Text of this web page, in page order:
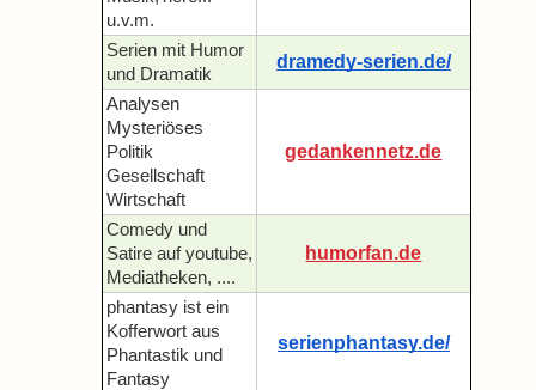
u.v.m.
Serien mit Humor
und Dramatik
dramedy-serien.de/
Analysen
Mysteriöses
Politik
Gesellschaft
Wirtschaft
gedankennetz.de
Comedy und
Satire auf youtube,
Mediatheken, ....
humorfan.de
phantasy ist ein
Kofferwort aus
Phantastik und
Fantasy
serienphantasy.de/